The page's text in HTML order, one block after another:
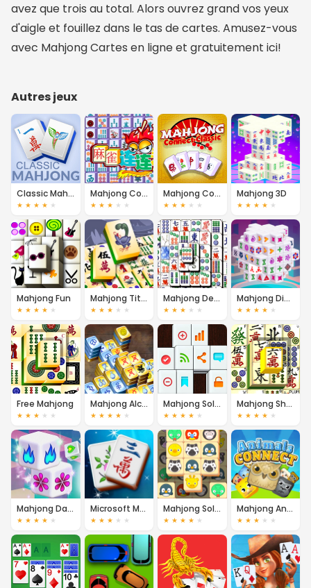
avez que trois au total. Alors ouvrez grand vos yeux
d'aigle et fouillez dans le tas de cartes. Amusez-vous
avec Mahjong Cartes en ligne et gratuitement ici!
Autres jeux
Classic Mahjong
★ ★ ★ ★ ★
Mahjong Connect Deluxe
★ ★ ★ ★ ★
Mahjong Connect
★ ★ ★ ★ ★
Mahjong 3D
★ ★ ★ ★ ★
Mahjong Fun
★ ★ ★ ★ ★
Mahjong Titans
★ ★ ★ ★ ★
Mahjong Deluxe
★ ★ ★ ★ ★
Mahjong Dimensions
★ ★ ★ ★ ★
Free Mahjong
★ ★ ★ ★ ★
Mahjong Alchemy
★ ★ ★ ★ ★
Mahjong Solitaire
★ ★ ★ ★ ★
Mahjong Shanghai
★ ★ ★ ★ ★
Mahjong Dark Dimensions
★ ★ ★ ★ ★
Microsoft Mahjong
★ ★ ★ ★ ★
Mahjong Solitaire Animal
★ ★ ★ ★ ★
Mahjong Animal Connect
★ ★ ★ ★ ★